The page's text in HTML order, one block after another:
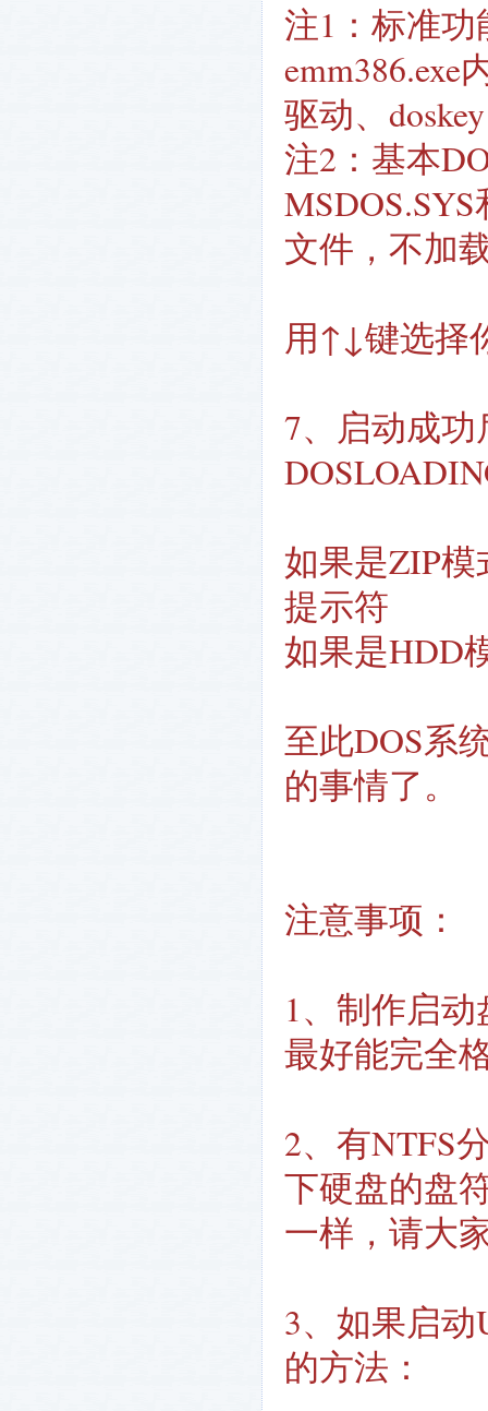
注1：标准功
驱动、
注2：基本
文件，不加
用↑↓键选择
7、启动成
如果是ZIP
提示符
如果是HDD
至此DOS系
的事情了。
注意事项：
1、制作启
最好能完全
2、有NTFS
下硬盘的盘
一样，请大
3、如果启
的方法：